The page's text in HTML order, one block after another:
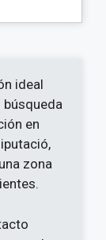
ideal
búsqueda
en
zona